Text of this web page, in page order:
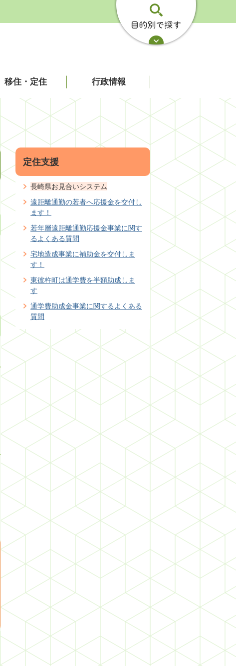
移住・定住 行政情報
定住支援
長崎県お見合いシステム
遠距離通勤の若者へ応援金を交付し
ます！
若年層遠距離通勤応援金事業に関す
るよくある質問
宅地造成事業に補助金を交付しま
す！
東彼杵町は通学費を半額助成しま
す
通学費助成金事業に関するよくある
質問